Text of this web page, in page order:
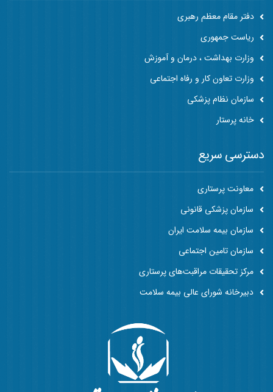
دفتر مقام معظم رهبری
ریاست جمهوری
وزارت بهداشت ، درمان و آموزش
وزارت تعاون کار و رفاه اجتماعی
سازمان نظام پزشکی
خانه پرستار
دسترسی سریع
معاونت پرستاری
سازمان پزشکی قانونی
سازمان بیمه سلامت ایران
سازمان تامین اجتماعی
مرکز تحقیقات مراقبت‌های پرستاری
دبیرخانه شورای عالی بیمه سلامت